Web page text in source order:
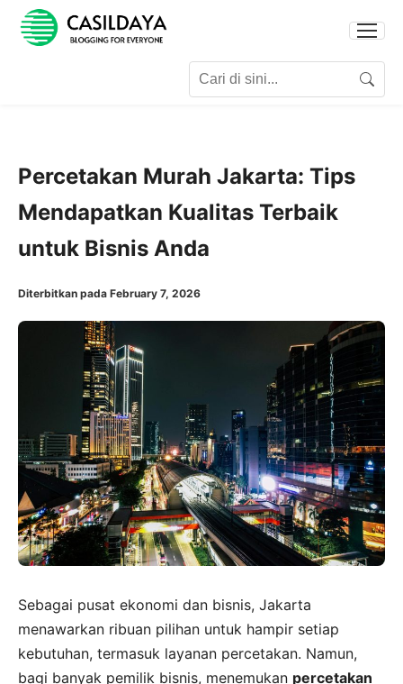
Search
Percetakan Murah Jakarta: Tips
Mendapatkan Kualitas Terbaik
untuk Bisnis Anda
Diterbitkan pada February 7, 2026
Sebagai pusat ekonomi dan bisnis, Jakarta
menawarkan ribuan pilihan untuk hampir setiap
kebutuhan, termasuk layanan percetakan. Namun,
bagi banyak pemilik bisnis, menemukan percetakan